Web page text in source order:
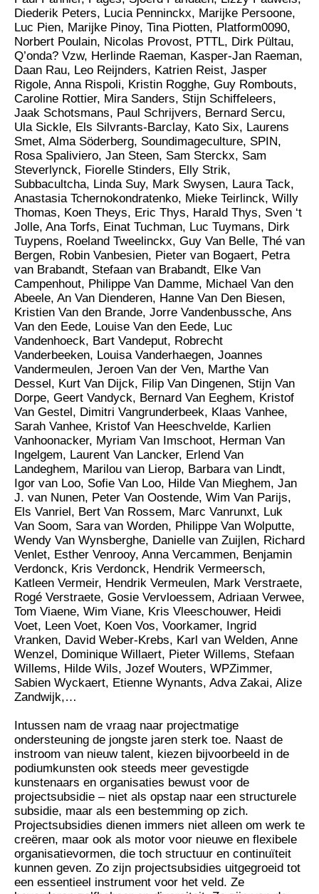
Diederik Peters, Lucia Penninckx, Marijke Persoone,
Luc Pien, Marijke Pinoy, Tina Piotten, Platform0090,
Norbert Poulain, Nicolas Provost, PTTL, Dirk Pültau,
Q’onda? Vzw, Herlinde Raeman, Kasper-Jan Raeman,
Daan Rau, Leo Reijnders, Katrien Reist, Jasper
Rigole, Anna Rispoli, Kristin Rogghe, Guy Rombouts,
Caroline Rottier, Mira Sanders, Stijn Schiffeleers,
Jaak Schotsmans, Paul Schrijvers, Bernard Sercu,
Ula Sickle, Els Silvrants-Barclay, Kato Six, Laurens
Smet, Alma Söderberg, Soundimageculture, SPIN,
Rosa Spaliviero, Jan Steen, Sam Sterckx, Sam
Steverlynck, Fiorelle Stinders, Elly Strik,
Subbacultcha, Linda Suy, Mark Swysen, Laura Tack,
Anastasia Tchernokondratenko, Mieke Teirlinck, Willy
Thomas, Koen Theys, Eric Thys, Harald Thys, Sven ‘t
Jolle, Ana Torfs, Einat Tuchman, Luc Tuymans, Dirk
Tuypens, Roeland Tweelinckx, Guy Van Belle, Thé van
Bergen, Robin Vanbesien, Pieter van Bogaert, Petra
van Brabandt, Stefaan van Brabandt, Elke Van
Campenhout, Philippe Van Damme, Michael Van den
Abeele, An Van Dienderen, Hanne Van Den Biesen,
Kristien Van den Brande, Jorre Vandenbussche, Ans
Van den Eede, Louise Van den Eede, Luc
Vandenhoeck, Bart Vandeput, Robrecht
Vanderbeeken, Louisa Vanderhaegen, Joannes
Vandermeulen, Jeroen Van der Ven, Marthe Van
Dessel, Kurt Van Dijck, Filip Van Dingenen, Stijn Van
Dorpe, Geert Vandyck, Bernard Van Eeghem, Kristof
Van Gestel, Dimitri Vangrunderbeek, Klaas Vanhee,
Sarah Vanhee, Kristof Van Heeschvelde, Karlien
Vanhoonacker, Myriam Van Imschoot, Herman Van
Ingelgem, Laurent Van Lancker, Erlend Van
Landeghem, Marilou van Lierop, Barbara van Lindt,
Igor van Loo, Sofie Van Loo, Hilde Van Mieghem, Jan
J. van Nunen, Peter Van Oostende, Wim Van Parijs,
Els Vanriel, Bert Van Rossem, Marc Vanrunxt, Luk
Van Soom, Sara van Worden, Philippe Van Wolputte,
Wendy Van Wynsberghe, Danielle van Zuijlen, Richard
Venlet, Esther Venrooy, Anna Vercammen, Benjamin
Verdonck, Kris Verdonck, Hendrik Vermeersch,
Katleen Vermeir, Hendrik Vermeulen, Mark Verstraete,
Rogé Verstraete, Gosie Vervloessem, Adriaan Verwee,
Tom Viaene, Wim Viane, Kris Vleeschouwer, Heidi
Voet, Leen Voet, Koen Vos, Voorkamer, Ingrid
Vranken, David Weber-Krebs, Karl van Welden, Anne
Wenzel, Dominique Willaert, Pieter Willems, Stefaan
Willems, Hilde Wils, Jozef Wouters, WPZimmer,
Sabien Wyckaert, Etienne Wynants, Adva Zakai, Alize
Zandwijk,…
Intussen nam de vraag naar projectmatige
ondersteuning de jongste jaren sterk toe. Naast de
instroom van nieuw talent, kiezen bijvoorbeeld in de
podiumkunsten ook steeds meer gevestigde
kunstenaars en organisaties bewust voor de
projectsubsidie – niet als opstap naar een structurele
subsidie, maar als een bestemming op zich.
Projectsubsidies dienen immers niet alleen om werk te
creëren, maar ook als motor voor nieuwe en flexibele
organisatievormen, die toch structuur en continuïteit
kunnen geven. Zo zijn projectsubsidies uitgegroeid tot
een essentieel instrument voor het veld. Ze